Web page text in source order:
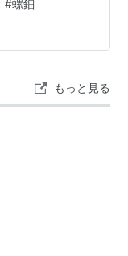
#螺鈿
もっと見る